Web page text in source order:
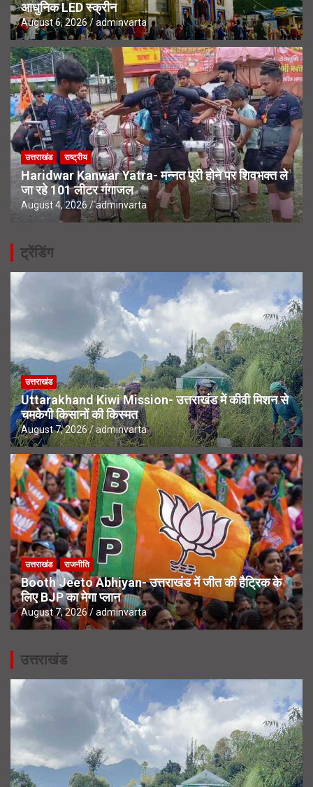
आधुनिक LED स्क्रीन
August 6, 2026 adminvarta
उत्तराखंड राष्ट्रीय
Haridwar Kanwar Yatra- मन्नत पूरी होने पर शिवभक्त ले
जा रहे 101 लीटर गंगाजल
August 4, 2026 adminvarta
ट्रेंडिंग
उत्तराखंड
Uttarakhand Kiwi Mission- उत्तराखंड में कीवी मिशन से
चमकेगी किसानों की किस्मत
August 7, 2026 adminvarta
उत्तराखंड राजनीति
Booth Jeeto Abhiyan- उत्तराखंड में जीत की हैट्रिक के
लिए BJP का मेगा प्लान
August 7, 2026 adminvarta
उत्तराखंड